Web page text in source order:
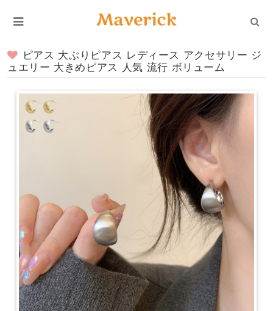
ピアス 大ぶりピアス レディース アクセサリー ジ
ュエリー 大きめピアス 人気 流行 ボリューム